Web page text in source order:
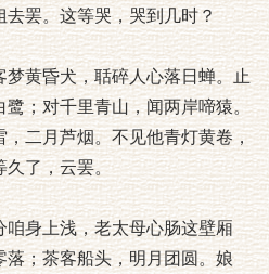
罢。这等哭，哭到几时？
黄昏犬，聒碎人心落日蝉。止
；对千里青山，闻两岸啼猿。
二月芦烟。不见他青灯黄卷，
久了，云罢。
身上浅，老太母心肠这壁厢
；茶客船头，明月团圆。娘